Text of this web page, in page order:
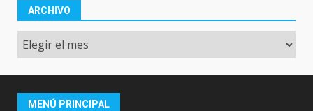
ARCHIVO
Archivo
MENÚ PRINCIPAL